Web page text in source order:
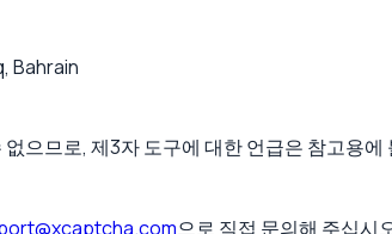
Bahrain
으므로, 제3자 도구에 대한 언급은 참고용
으로 직접 문의해 주십시